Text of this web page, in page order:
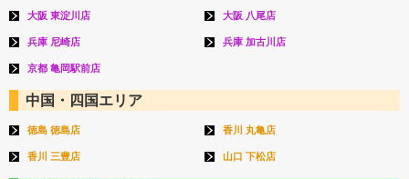
大阪 東淀川店 大阪 八尾店
兵庫 尼崎店 兵庫 加古川店
京都 亀岡駅前店
中国・四国エリア
徳島 徳島店 香川 丸亀店
香川 三豊店 山口 下松店